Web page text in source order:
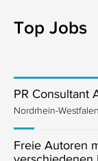
Top Jobs
PR Consultant
Nordrhein-Westfalen
Freie Autoren